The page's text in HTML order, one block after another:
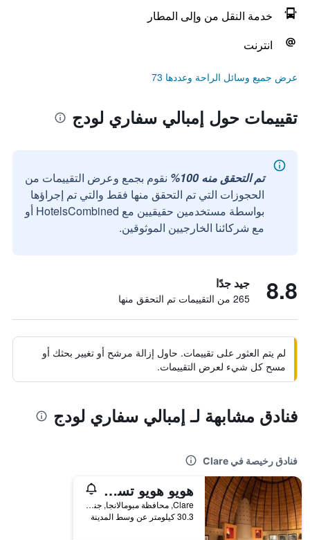
خدمة النقل من وإلى المطار
انترنت
عرض جميع وسائل الراحة وعددها 73
تقييمات حول إمبالي سفاري لودج
تم التحقق منه 100%
نقوم بجمع وعرض التقييمات من
الحجوزات التي تم التحقق منها فقط والتي تم إجراؤها
بواسطة مستخدمين حقيقيين مع HotelsCombined أو
مع شركائنا الخارجيين الموثوقين.
8.8 جيد جدًا
265 من التقييمات تم التحقق منها
لم يتم العثور على تقييمات. حاول إزالة مرشح أو تغيير بحثك أو
مسح كل شيء لعرض التقييمات.
فنادق مشابهة لـ إمبالي سفاري لودج
فنادق رخيصة في Clare
هويو هويو تسونجا لودج
Clare, محافظة مبومالانجا, جنوب أفريقيا
30.3 كيلومتر عن وسط المدينة